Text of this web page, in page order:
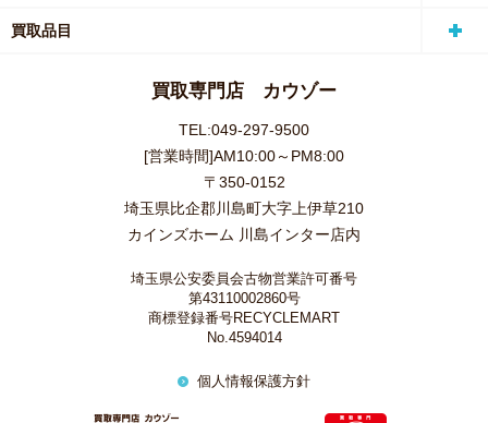
買取品目
買取専門店 カウゾー
TEL:049-297-9500
[営業時間]AM10:00～PM8:00
〒350-0152
埼玉県比企郡川島町大字上伊草210
カインズホーム 川島インター店内
埼玉県公安委員会古物営業許可番号
第43110002860号
商標登録番号RECYCLEMART
No.4594014
個人情報保護方針